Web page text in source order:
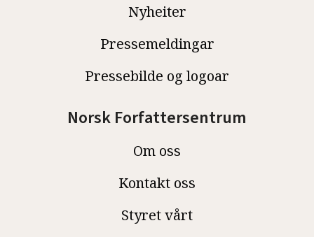
Nyheiter
Pressemeldingar
Pressebilde og logoar
Norsk Forfattersentrum
Om oss
Kontakt oss
Styret vårt